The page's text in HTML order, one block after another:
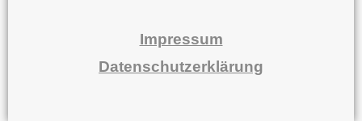
Impressum
Datenschutzerklärung